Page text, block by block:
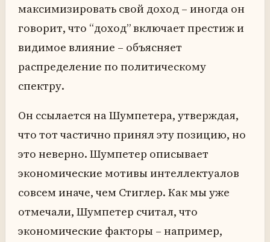
максимизировать свой доход – иногда он
говорит, что “доход” включает престиж и
видимое влияние – объясняет
распределение по политическому
спектру.
Он ссылается на Шумпетера, утверждая,
что тот частично принял эту позицию, но
это неверно. Шумпетер описывает
экономические мотивы интеллектуалов
совсем иначе, чем Стиглер. Как мы уже
отмечали, Шумпетер считал, что
экономические факторы – например,